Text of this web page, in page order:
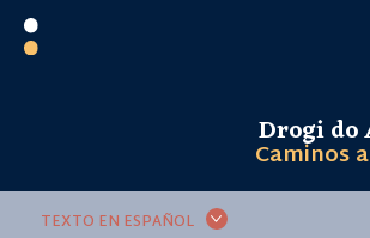
Drogi
Caminos
TEXTO EN ESPAÑOL